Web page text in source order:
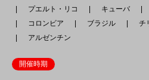
プエルト・リコ
キューバ
コロンビア
ブラジル チ
アルゼンチン
開催時期